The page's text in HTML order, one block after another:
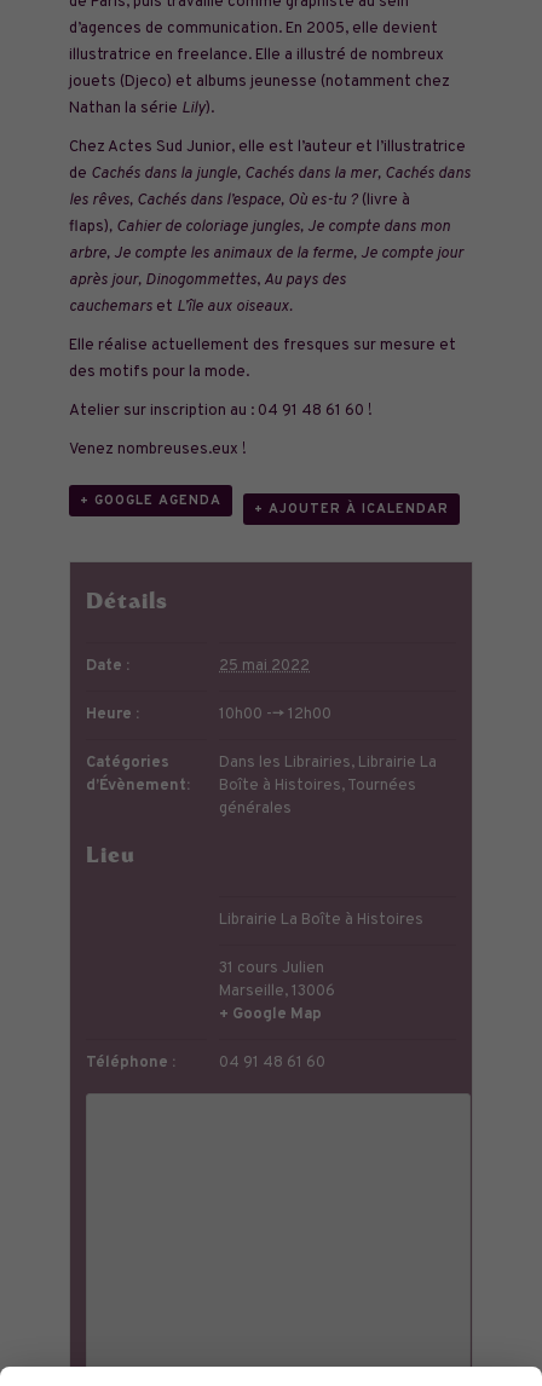
d’agences de communication. En 2005, elle devient
illustratrice en freelance. Elle a illustré de nombreux
jouets (Djeco) et albums jeunesse (notamment chez
Nathan la série Lily).
Chez Actes Sud Junior, elle est l’auteur et l’illustratrice
de Cachés dans la jungle, Cachés dans la mer, Cachés dans
les rêves, Cachés dans l’espace, Où es-tu ? (livre à
flaps), Cahier de coloriage jungles, Je compte dans mon
arbre, Je compte les animaux de la ferme, Je compte jour
après jour, Dinogommettes, Au pays des
cauchemars et L’île aux oiseaux.
Elle réalise actuellement des fresques sur mesure et
des motifs pour la mode.
Atelier sur inscription au : 04 91 48 61 60 !
Venez nombreuses.eux !
+ GOOGLE AGENDA
+ AJOUTER À ICALENDAR
Détails
Date : 25 mai 2022
Heure : 10h00 --> 12h00
Catégories
d’Évènement:
Dans les Librairies, Librairie La
Boîte à Histoires,Tournées
générales
Lieu
Librairie La Boîte à Histoires
31 cours Julien
Marseille,13006
+ Google Map
Téléphone : 04 91 48 61 60